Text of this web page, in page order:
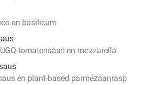
en basilicum
tomatensaus en mozzarella
en plant-based parmezaanrasp